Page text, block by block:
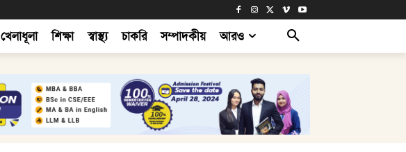
খেলাধূলা শিক্ষা স্বাস্থ্য চাকরি সম্পাদকীয় আরও